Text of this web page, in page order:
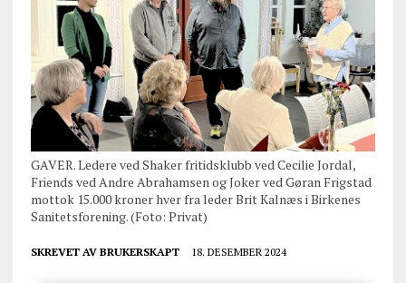
GAVER. Ledere ved Shaker fritidsklubb ved Cecilie Jordal,
Friends ved Andre Abrahamsen og Joker ved Gøran Frigstad
mottok 15.000 kroner hver fra leder Brit Kalnæs i Birkenes
Sanitetsforening. (Foto: Privat)
SKREVET AV BRUKERSKAPT 18. DESEMBER 2024